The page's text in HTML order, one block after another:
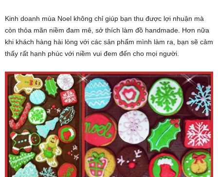
Kinh doanh mùa Noel không chỉ giúp bạn thu được lợi nhuận mà
còn thỏa mãn niềm đam mê, sở thích làm đồ handmade. Hơn nữa
khi khách hàng hài lòng với các sản phẩm mình làm ra, bạn sẽ cảm
thấy rất hạnh phúc với niềm vui đem đến cho mọi người.